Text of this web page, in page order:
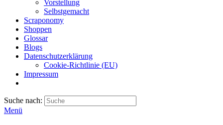
Vorstellung
Selbstgemacht
Scraponomy
Shoppen
Glossar
Blogs
Datenschutzerklärung
Cookie-Richtlinie (EU)
Impressum
Suche nach:
Menü